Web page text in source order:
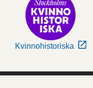
Kvinnohistoriska